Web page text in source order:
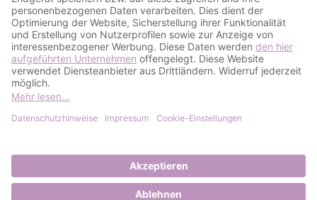
Sprüche zur Geburt
Einladungstexte zum Geburtstag
Einladungstexte zur Silberhochzeit
Qualität & Umschläge
Bestellablauf
ZAHLUNGSOPTIONEN
Kreditkarte